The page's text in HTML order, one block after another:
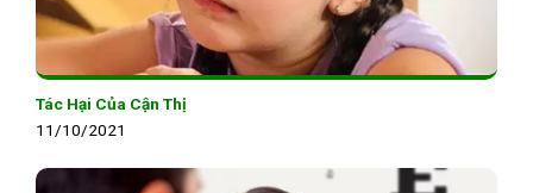
Tác Hại Của Cận Thị
11/10/2021